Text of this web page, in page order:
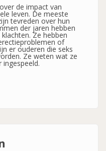
de impact van
leven. De meeste
tevreden over hun
der jaren hebben
Ze hebben
of
er ouderen die seks
Ze weten wat ze